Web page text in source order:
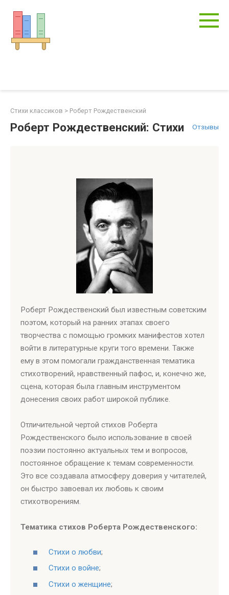
контенту
Стихи классиков > Роберт Рождественский
Отзывы
Роберт Рождественский: Стихи
Роберт Рождественский был известным советским
поэтом, который на ранних этапах своего
творчества с помощью громких манифестов хотел
войти в литературные круги того времени. Также
ему в этом помогали гражданственная тематика
стихотворений, нравственный пафос, и, конечно же,
сцена, которая была главным инструментом
донесения своих работ широкой публике.
Отличительной чертой стихов Роберта
Рождественского было использование в своей
поэзии постоянно актуальных тем и вопросов,
постоянное обращение к темам современности.
Это все создавала атмосферу доверия у читателей,
он быстро завоевал их любовь к своим
стихотворениям.
Тематика стихов Роберта Рождественского:
Стихи о любви;
Стихи о войне;
Стихи о женщине;